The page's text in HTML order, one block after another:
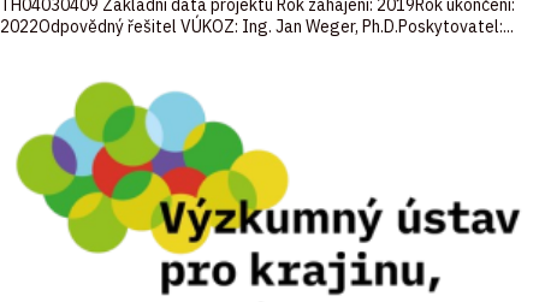
TH04030409 Základní data projektu Rok zahájení: 2019Rok ukončení:
2022Odpovědný řešitel VÚKOZ: Ing. Jan Weger, Ph.D.Poskytovatel:...